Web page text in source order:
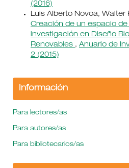
(2016)
Luis Alberto Novoa, Walter
Creación de un espacio
investigación en Diseño
Renovables , Anuario de
2 (2015)
Información
Para lectores/as
Para autores/as
Para bibliotecarios/as